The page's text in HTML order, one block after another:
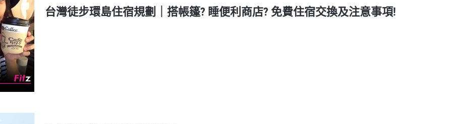
台灣徒步環島住宿規劃｜搭帳篷? 睡便利商店? 免費住宿交換及注意事項!